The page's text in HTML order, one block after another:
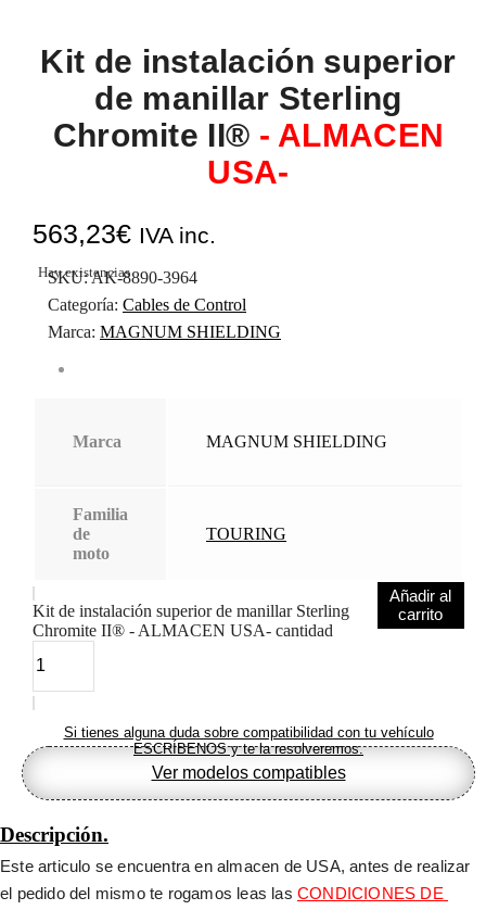
Kit de instalación superior
de manillar Sterling
Chromite II® - ALMACEN
USA-
563,23€ IVA inc.
Hay existencias
SKU:AK-8890-3964
Categoría: Cables de Control
Marca: MAGNUM SHIELDING
Marca MAGNUM SHIELDING
Familia
de
moto
TOURING
Kit de instalación superior de manillar Sterling
Chromite II® - ALMACEN USA- cantidad
Añadir al
carrito
Si tienes alguna duda sobre compatibilidad con tu vehículo
ESCRÍBENOS y te la resolveremos.
Ver modelos compatibles
Descripción.
Este articulo se encuentra en almacen de USA, antes de realizar
el pedido del mismo te rogamos leas las CONDICIONES DE